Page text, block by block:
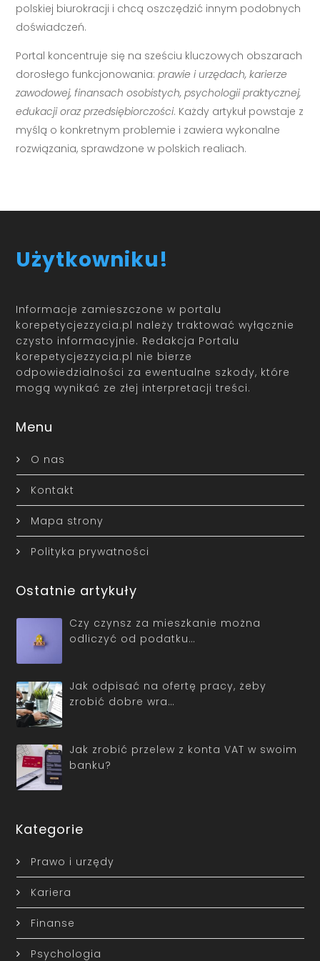
polskiej biurokracji i chcą oszczędzić innym podobnych
doświadczeń.
Portal koncentruje się na sześciu kluczowych obszarach
dorosłego funkcjonowania:prawie i urzędach, karierze
zawodowej, finansach osobistych, psychologii praktycznej,
edukacji oraz przedsiębiorczości. Każdy artykuł powstaje z
myślą o konkretnym problemie i zawiera wykonalne
rozwiązania, sprawdzone w polskich realiach.
Użytkowniku!
Informacje zamieszczone w portalu
korepetycjezzycia.pl należy traktować wyłącznie
czysto informacyjnie. Redakcja Portalu
korepetycjezzycia.pl nie bierze
odpowiedzialności za ewentualne szkody, które
mogą wynikać ze złej interpretacji treści.
Menu
O nas
Kontakt
Mapa strony
Polityka prywatności
Ostatnie artykuły
Czy czynsz za mieszkanie można
odliczyć od podatku…
Jak odpisać na ofertę pracy, żeby
zrobić dobre wra…
Jak zrobić przelew z konta VAT w swoim
banku?
Kategorie
Prawo i urzędy
Kariera
Finanse
Psychologia